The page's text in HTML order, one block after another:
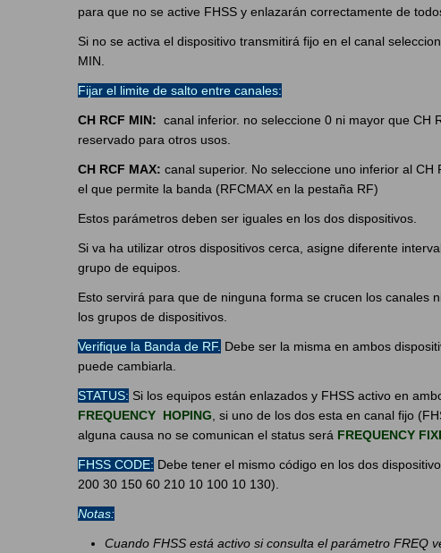
para que no se active FHSS y enlazarán correctamente de
Si no se activa el dispositivo transmitirá fijo en el canal
MIN.
Fijar el limite de salto entre canales:
CH RCF MIN: canal inferior. no seleccione 0 ni mayor que CH
reservado para otros usos.
CH RCF MAX: canal superior. No seleccione uno inferior al CH
el que permite la banda (RFCMAX en la pestaña RF)
Estos parámetros deben ser iguales en los dos dispositivos.
Si va ha utilizar otros dispositivos cerca, asigne diferente
grupo de equipos.
Esto servirá para que de ninguna forma se crucen los canales
los grupos de dispositivos.
Verifique la Banda de RF. Debe ser la misma en ambos
puede cambiarla.
STATUS: Si los equipos están enlazados y FHSS activo en
FREQUENCY HOPING , si uno de los dos esta en canal fijo
alguna causa no se comunican el status será FREQUENCY
FHSS CODE: Debe tener el mismo código en los dos
200 30 150 60 210 10 100 10 130).
Notas:
Cuando FHSS está activo si consulta el parámetro FREQ